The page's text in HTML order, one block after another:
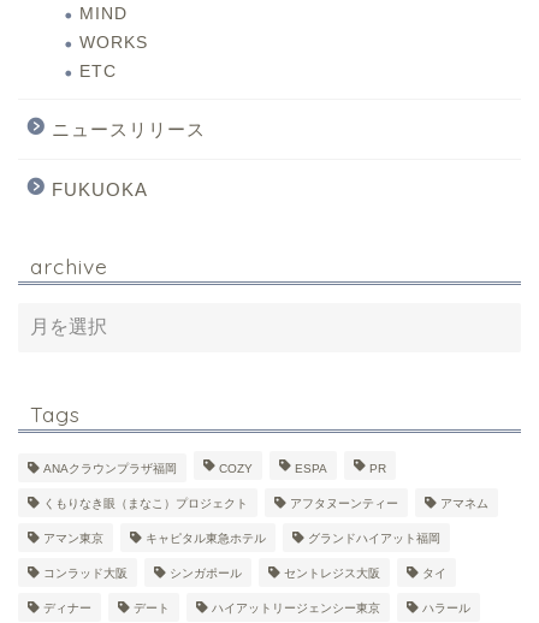
MIND
WORKS
ETC
ニュースリリース
FUKUOKA
archive
Tags
ANAクラウンプラザ福岡 COZY ESPA PR
くもりなき眼（まなこ）プロジェクト アフタヌーンティー アマネム
アマン東京 キャピタル東急ホテル グランドハイアット福岡
コンラッド大阪 シンガポール セントレジス大阪 タイ
ディナー デート ハイアットリージェンシー東京 ハラール